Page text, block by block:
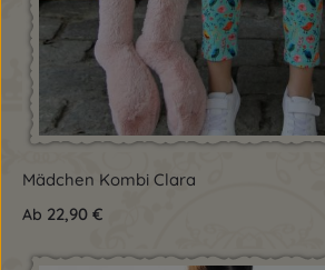
Mädchen Kombi Clara
Ab 22,90 €